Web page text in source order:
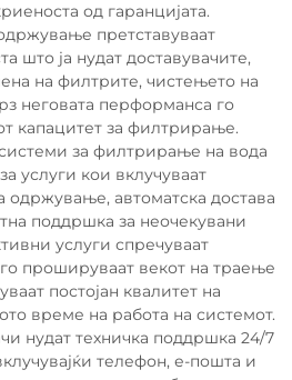
од гаранцијата.
претставуваат
што ја нудат доставувачите,
на филтрите, чистењето на
неговата перформанса го
капацитет за филтрирање.
за филтрирање на вода
услуги кои вклучуваат
одржување, автоматска достава
поддршка за неочекувани
услуги спречуваат
прошируваат векот на траење
постојан квалитет на
време на работа на системот.
нудат техничка поддршка 24/7
телефон, е-пошта и